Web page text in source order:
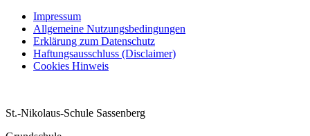
Impressum
Allgemeine Nutzungsbedingungen
Erklärung zum Datenschutz
Haftungsausschluss (Disclaimer)
Cookies Hinweis
St.-Nikolaus-Schule Sassenberg